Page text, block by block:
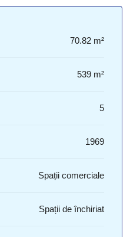
70.82 m²
539 m²
5
1969
Spații comerciale
Spații de închiriat